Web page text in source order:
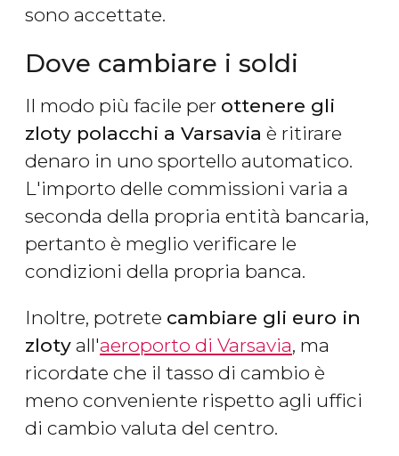
sono accettate.
Dove cambiare i soldi
Il modo più facile per ottenere gli
zloty polacchi a Varsavia è ritirare
denaro in uno sportello automatico.
L'importo delle commissioni varia a
seconda della propria entità bancaria,
pertanto è meglio verificare le
condizioni della propria banca.
Inoltre, potrete cambiare gli euro in
zloty all'aeroporto di Varsavia, ma
ricordate che il tasso di cambio è
meno conveniente rispetto agli uffici
di cambio valuta del centro.